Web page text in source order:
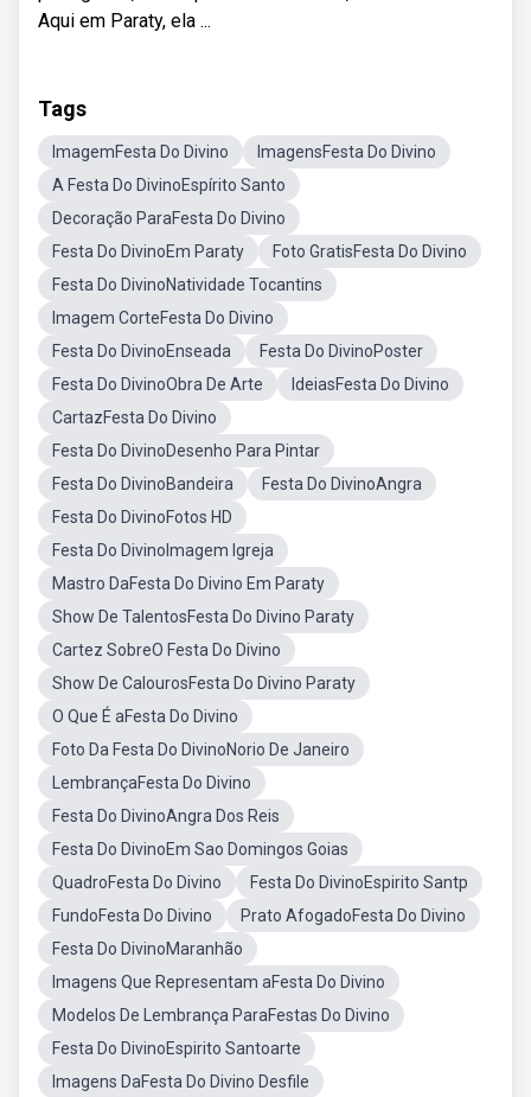
Aqui em Paraty, ela ...
Tags
ImagemFesta Do Divino
ImagensFesta Do Divino
A Festa Do DivinoEspírito Santo
Decoração ParaFesta Do Divino
Festa Do DivinoEm Paraty
Foto GratisFesta Do Divino
Festa Do DivinoNatividade Tocantins
Imagem CorteFesta Do Divino
Festa Do DivinoEnseada
Festa Do DivinoPoster
Festa Do DivinoObra De Arte
IdeiasFesta Do Divino
CartazFesta Do Divino
Festa Do DivinoDesenho Para Pintar
Festa Do DivinoBandeira
Festa Do DivinoAngra
Festa Do DivinoFotos HD
Festa Do DivinoImagem Igreja
Mastro DaFesta Do Divino Em Paraty
Show De TalentosFesta Do Divino Paraty
Cartez SobreO Festa Do Divino
Show De CalourosFesta Do Divino Paraty
O Que É aFesta Do Divino
Foto Da Festa Do DivinoNorio De Janeiro
LembrançaFesta Do Divino
Festa Do DivinoAngra Dos Reis
Festa Do DivinoEm Sao Domingos Goias
QuadroFesta Do Divino
Festa Do DivinoEspirito Santp
FundoFesta Do Divino
Prato AfogadoFesta Do Divino
Festa Do DivinoMaranhão
Imagens Que Representam aFesta Do Divino
Modelos De Lembrança ParaFestas Do Divino
Festa Do DivinoEspirito Santoarte
Imagens DaFesta Do Divino Desfile